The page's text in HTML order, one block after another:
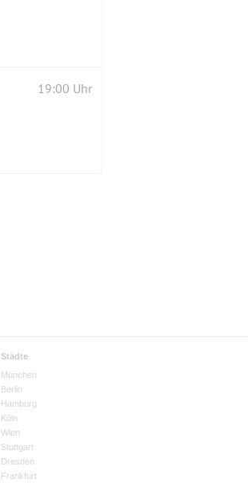
19:00 Uhr
Städte
München
Berlin
Hamburg
Köln
Wien
Stuttgart
Dresden
Frankfurt